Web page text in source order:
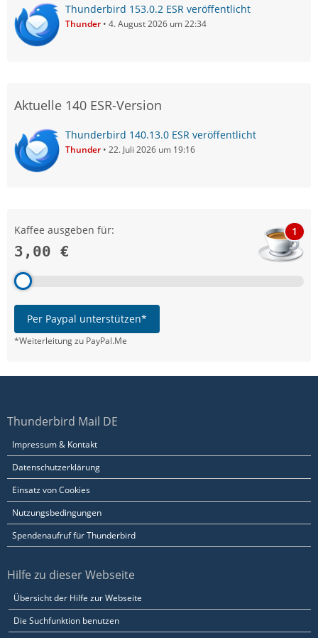
Thunderbird 153.0.2 ESR veröffentlicht
Thunder 4. August 2026 um 22:34
Aktuelle 140 ESR-Version
Thunderbird 140.13.0 ESR veröffentlicht
Thunder 22. Juli 2026 um 19:16
Kaffee ausgeben für:
3,00 €
1
Per Paypal unterstützen*
*Weiterleitung zu PayPal.Me
Thunderbird Mail DE
Impressum & Kontakt
Datenschutzerklärung
Einsatz von Cookies
Nutzungsbedingungen
Spendenaufruf für Thunderbird
Hilfe zu dieser Webseite
Übersicht der Hilfe zur Webseite
Die Suchfunktion benutzen